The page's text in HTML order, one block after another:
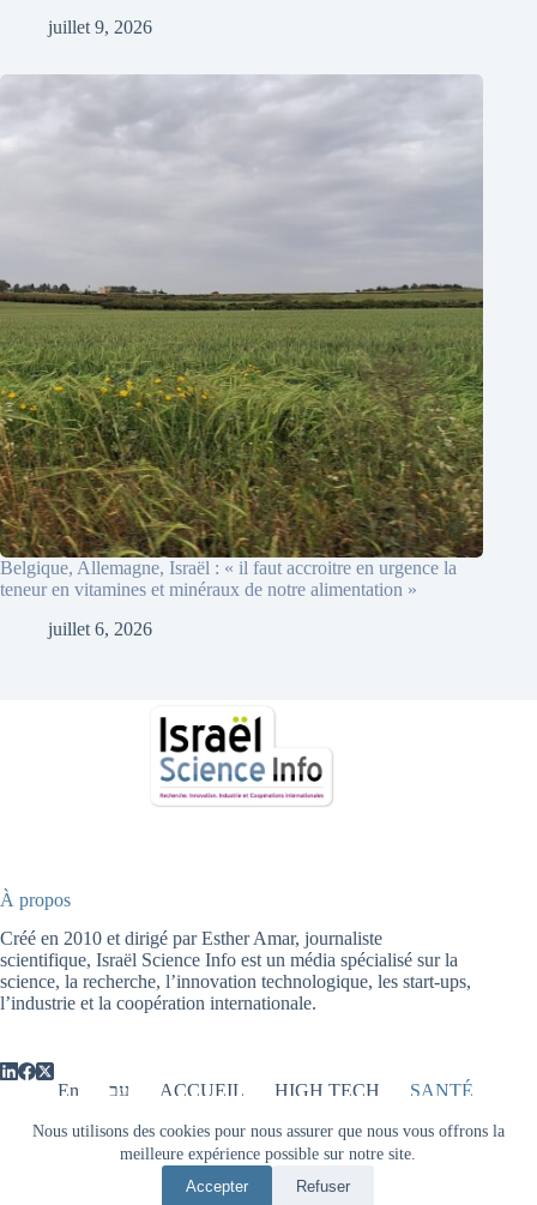
Nous utilisons des cookies pour nous assurer que nous vous offrons la
meilleure expérience possible sur notre site.
Accepter
Refuser
juillet 9, 2026
Belgique, Allemagne, Israël : « il faut accroitre en urgence la
teneur en vitamines et minéraux de notre alimentation »
juillet 6, 2026
À propos
Créé en 2010 et dirigé par Esther Amar, journaliste
scientifique, Israël Science Info est un média spécialisé sur la
science, la recherche, l’innovation technologique, les start-ups,
l’industrie et la coopération internationale.
En עב ACCUEIL HIGH TECH
SANTÉ
ENVIRONNEMENT
PHYSIQUE
OPTIQUE
ARCHEOLOGIE
FINANCE
INTERNATIONAL
Copyright © 2026 - Israël Science Info -Mentions légales